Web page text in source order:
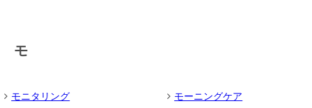
モ
モニタリング モーニングケア